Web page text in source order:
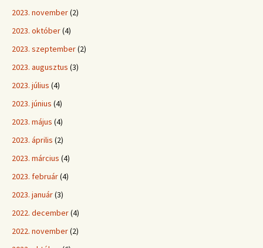
2023. november(2)
2023. október(4)
2023. szeptember(2)
2023. augusztus (3)
2023. július (4)
2023. június (4)
2023. május (4)
2023. április (2)
2023. március (4)
2023. február(4)
2023. január(3)
2022. december(4)
2022. november(2)